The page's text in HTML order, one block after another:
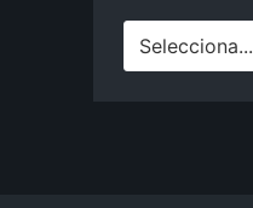
Selecciona...